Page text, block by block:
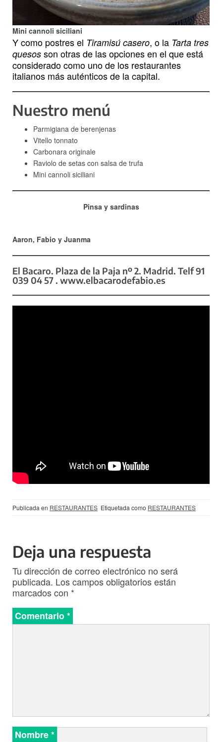
Mini cannoli siciliani
Y como postres el Tiramisú casero, o la Tarta tres
quesos son otras de las opciones en el que está
considerado como uno de los restaurantes
italianos más auténticos de la capital.
Nuestro menú
Parmigiana de berenjenas
Vitello tonnato
Carbonara originale
Raviolo de setas con salsa de trufa
Mini cannoli siciliani
Pinsa y sardinas
Aaron, Fabio y Juanma
El Bacaro. Plaza de la Paja nº 2. Madrid. Telf 91
039 04 57 . www.elbacarodefabio.es
Publicada en RESTAURANTES Etiquetada como RESTAURANTES
Deja una respuesta
Tu dirección de correo electrónico no será
publicada. Los campos obligatorios están
marcados con *
Comentario*
Nombre*